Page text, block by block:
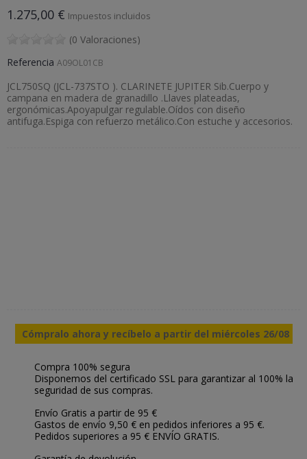
1.275,00 € Impuestos incluidos
(0 Valoraciones)
Referencia A09OL01CB
JCL750SQ (JCL-737STO ). CLARINETE JUPITER Sib.Cuerpo y
campana en madera de granadillo .Llaves plateadas,
ergonómicas.Apoyapulgar regulable.Oídos con diseño
antifuga.Espiga con refuerzo metálico.Con estuche y accesorios.
Cómpralo ahora y recíbelo a partir del miércoles 26/08
Compra 100% segura
Disponemos del certificado SSL para garantizar al 100% la
seguridad de sus compras.
Envío Gratis a partir de 95 €
Gastos de envío 9,50 € en pedidos inferiores a 95 €.
Pedidos superiores a 95 € ENVÍO GRATIS.